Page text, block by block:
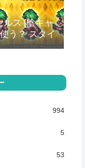
ルス [陰キャ
う？ スタイ
994
5
53